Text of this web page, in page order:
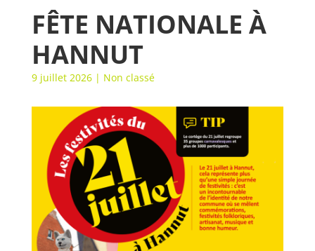
FÊTE NATIONALE À
HANNUT
9 juillet 2026| Non classé